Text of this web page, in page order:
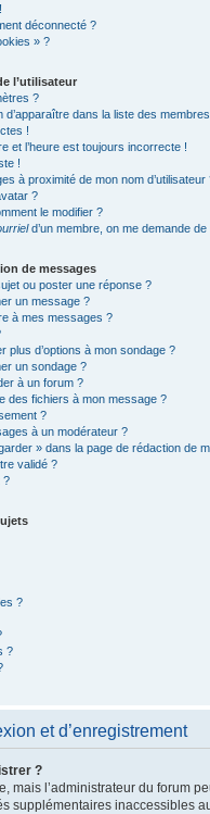
déconnecté ?
» ?
l’utilisateur
?
d’apparaître dans la liste des
!
et l’heure est toujours incorrecte !
!
à proximité de mon nom d’utilisateur
?
le modifier ?
d’un membre, on me demande
de messages
ou poster une réponse ?
un message ?
à mes messages ?
plus d’options à mon sondage ?
un sondage ?
à un forum ?
des fichiers à mon message ?
?
à un modérateur ?
» dans la page de rédaction de
validé ?
?
?
?
et d’enregistrement
?
mais l’administrateur du forum
supplémentaires inaccessibles